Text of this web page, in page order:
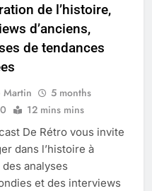
de l’histoire,
d’anciens,
de tendances
Martin
5 months
0 12 mins mins
De Rétro vous invite
dans l’histoire à
analyses
et des interviews